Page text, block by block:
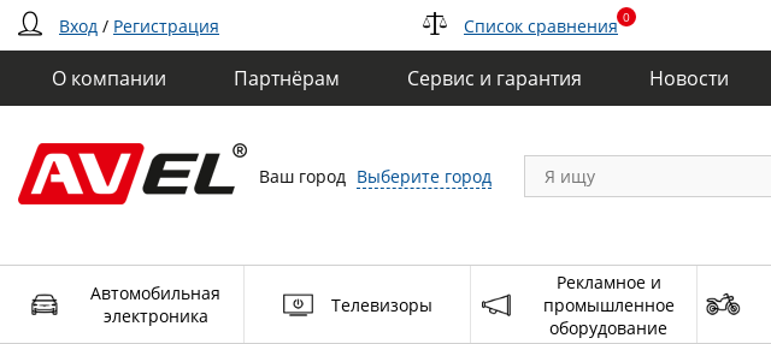
Вход / Регистрация Список сравнения 0
О компании Партнёрам Сервис и гарантия Новости
Ваш город Выберите город
Автомобильная
электроника
Телевизоры
Рекламное и
промышленное
оборудование